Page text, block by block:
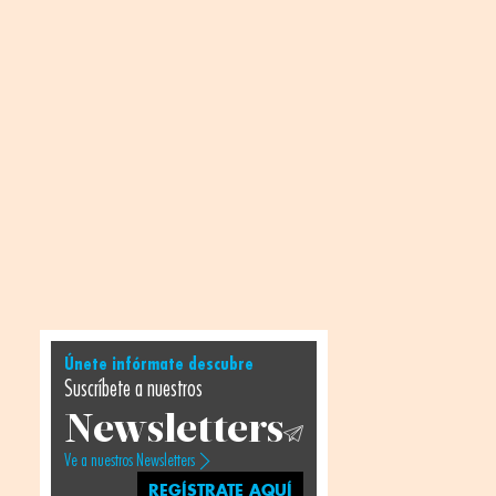
Únete infórmate descubre
Suscríbete a nuestros
Newsletters
Ve a nuestros Newsletters
REGÍSTRATE AQUÍ